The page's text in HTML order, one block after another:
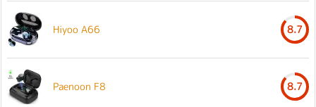
Hiyoo A66 8.7
Paenoon F8 8.7